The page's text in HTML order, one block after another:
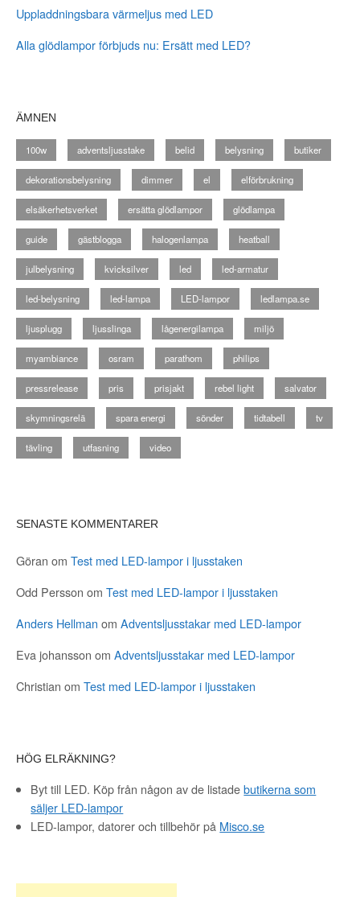
Uppladdningsbara värmeljus med LED
Alla glödlampor förbjuds nu: Ersätt med LED?
ÄMNEN
100w adventsljusstake belid belysning butiker
dekorationsbelysning dimmer el elförbrukning
elsäkerhetsverket ersätta glödlampor glödlampa
guide gästblogga halogenlampa heatball
julbelysning kvicksilver led led-armatur
led-belysning led-lampa LED-lampor ledlampa.se
ljusplugg ljusslinga lågenergilampa miljö
myambiance osram parathom philips
pressrelease pris prisjakt rebel light salvator
skymningsrelä spara energi sönder tidtabell tv
tävling utfasning video
SENASTE KOMMENTARER
Göran om Test med LED-lampor i ljusstaken
Odd Persson om Test med LED-lampor i ljusstaken
Anders Hellman om Adventsljusstakar med LED-lampor
Eva johansson om Adventsljusstakar med LED-lampor
Christian om Test med LED-lampor i ljusstaken
HÖG ELRÄKNING?
Byt till LED. Köp från någon av de listadebutikerna som
säljer LED-lampor
LED-lampor, datorer och tillbehör på Misco.se